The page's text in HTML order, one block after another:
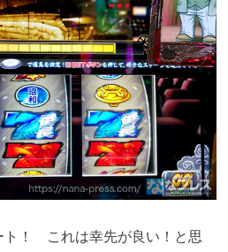
ト！ これは幸先が良い！と思